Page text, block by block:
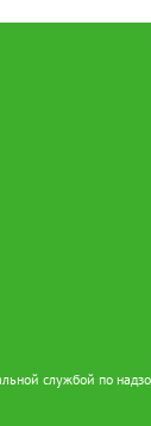
службой по